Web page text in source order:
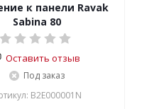
к панели Ravak
Sabina 80
Оставить отзыв
Под заказ
B2E000001N